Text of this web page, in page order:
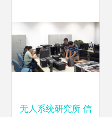
无人系统研究所 信